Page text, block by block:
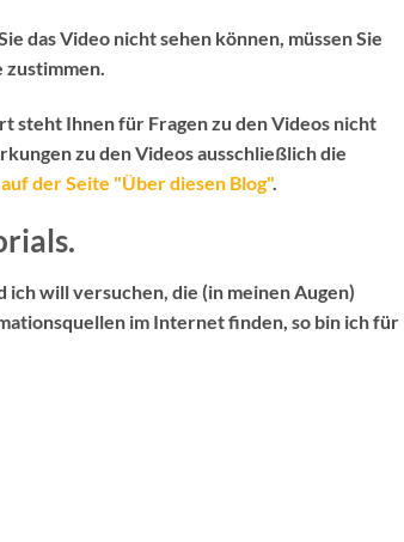
das Video nicht sehen können, müssen Sie
steht Ihnen für Fragen zu den Videos nicht
zu den Videos ausschließlich die
der Seite "Über diesen Blog".
will versuchen, die (in meinen Augen)
im Internet finden, so bin ich für